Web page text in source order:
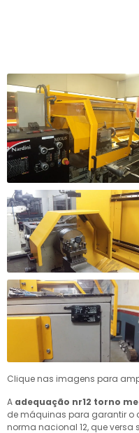
Clique nas imagens para
A adequação nr12 torno
de máquinas para garantir o
norma nacional 12, que